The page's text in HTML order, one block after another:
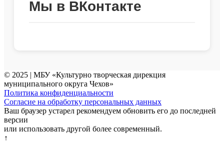
Мы в ВКонтакте
© 2025 | МБУ «Культурно творческая дирекция
муниципального округа Чехов»
Политика конфиденциальности
Согласие на обработку персональных данных
Ваш браузер устарел рекомендуем обновить его до последней
версии
или использовать другой более современный.
↑